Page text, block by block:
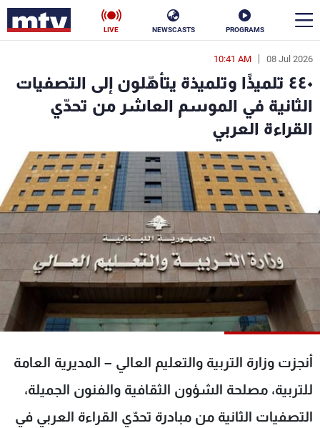
PROGRAMS
NEWSCASTS
LIVE
08 Jul 2026
10:41 AM
٤٤٠ تلميذًا وتلميذة يتأهّلون إلى التصفيات
الثانية في الموسم العاشر من تحدّي
القراءة العربي
أنجزت وزارة التربية والتعليم العالي – المديرية العامة
للتربية، مصلحة الشؤون الثقافية والفنون الجميلة،
التصفيات الثانية من مبادرة تحدّي القراءة العربي في
en
الأخبار
سياسة
إقتصاد فن
منوعات رياضة
كأس العالم
البرامج
جدول البرامج
شاهد البرامج
الترددات
الإنـتـاج
تواصل معنا